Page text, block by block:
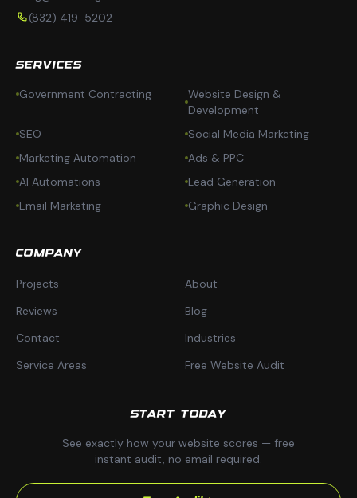
(832) 419-5202
SERVICES
Government Contracting
Website Design &
Development
SEO
Social Media Marketing
Marketing Automation
Ads & PPC
AI Automations
Lead Generation
Email Marketing
Graphic Design
COMPANY
Projects
About
Reviews
Blog
Contact
Industries
Service Areas
Free Website Audit
START TODAY
See exactly how your website scores — free
instant audit, no email required.